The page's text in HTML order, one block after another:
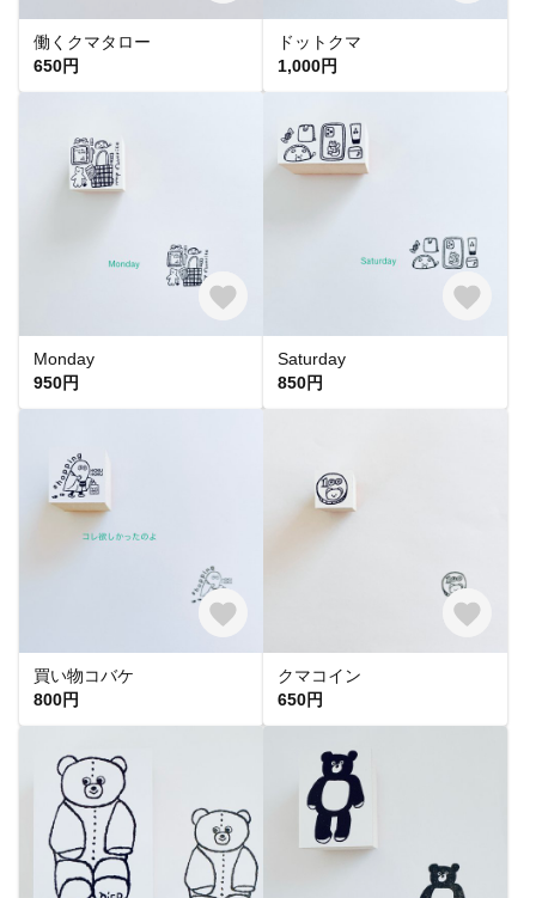
働くクマタロー
650円
ドットクマ
1,000円
Monday
950円
Saturday
850円
買い物コバケ
800円
クマコイン
650円